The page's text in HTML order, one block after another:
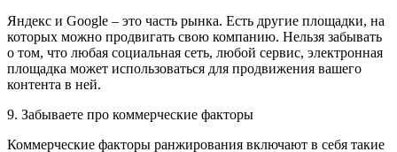
Яндекс и Google – это часть рынка. Есть другие площадки, на
которых можно продвигать свою компанию. Нельзя забывать
о том, что любая социальная сеть, любой сервис, электронная
площадка может использоваться для продвижения вашего
контента в ней.
9. Забываете про коммерческие факторы
Коммерческие факторы ранжирования включают в себя такие